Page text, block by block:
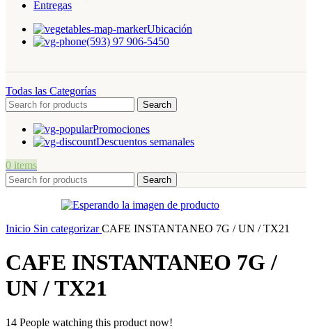
Entregas
Ubicación
(593) 97 906-5450
Todas las Categorías
Search
Promociones
Descuentos semanales
0 items
Search
Inicio Sin categorizarCAFE INSTANTANEO 7G / UN / TX21
CAFE INSTANTANEO 7G /
UN / TX21
14 People watching this product now!